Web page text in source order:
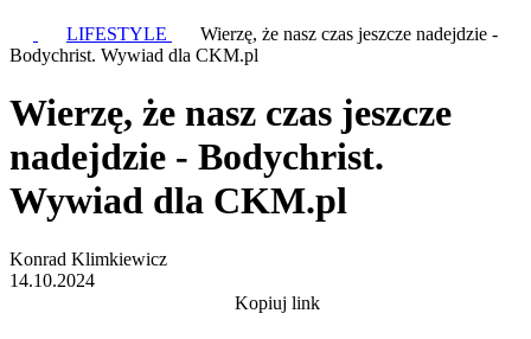
LIFESTYLE
Wierzę, że nasz czas jeszcze nadejdzie -
Bodychrist. Wywiad dla CKM.pl
Wierzę, że nasz czas jeszcze
nadejdzie - Bodychrist.
Wywiad dla CKM.pl
Konrad Klimkiewicz
14.10.2024
Kopiuj link